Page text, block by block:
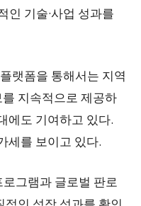
인 기술·사업 성과를
랫폼을 통해서는 지역
지속적으로 제공하
에도 기여하고 있다.
세를 보이고 있다.
로그램과 글로벌 판로